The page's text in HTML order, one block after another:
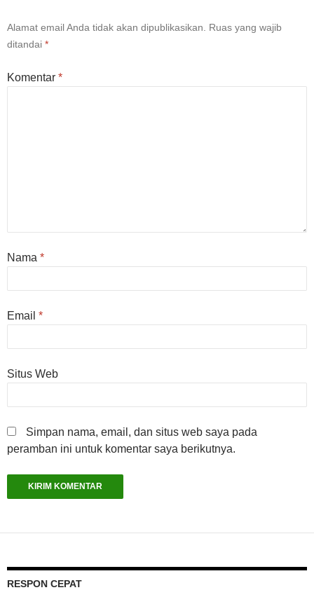
Alamat email Anda tidak akan dipublikasikan.
Ruas yang wajib
ditandai *
Komentar *
Nama *
Email *
Situs Web
Simpan nama, email, dan situs web saya pada
peramban ini untuk komentar saya berikutnya.
RESPON CEPAT